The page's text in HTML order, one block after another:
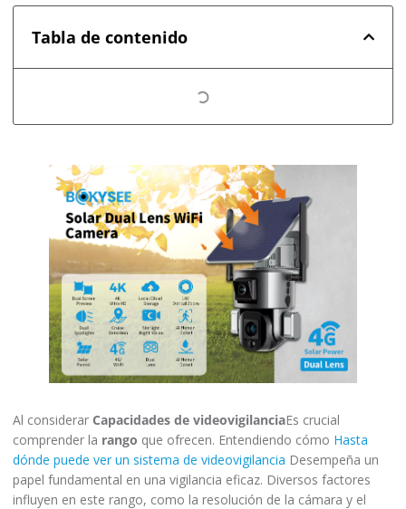
Tabla de contenido
Al considerar Capacidades de videovigilanciaEs crucial
comprender la rango que ofrecen. Entendiendo cómo Hasta
dónde puede ver un sistema de videovigilancia Desempeña un
papel fundamental en una vigilancia eficaz. Diversos factores
influyen en este rango, como la resolución de la cámara y el